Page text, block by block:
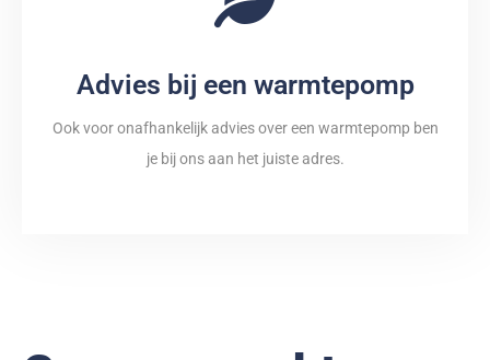
Advies bij een warmtepomp
Ook voor onafhankelijk advies over een warmtepomp ben
je bij ons aan het juiste adres.